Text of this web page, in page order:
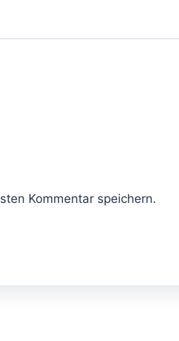
Kommentar speichern.